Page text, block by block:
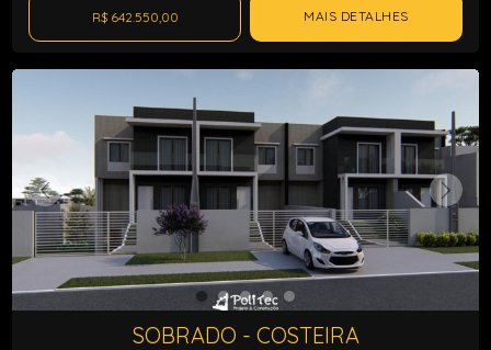
R$ 642.550,00 MAIS DETALHES
SOBRADO - COSTEIRA